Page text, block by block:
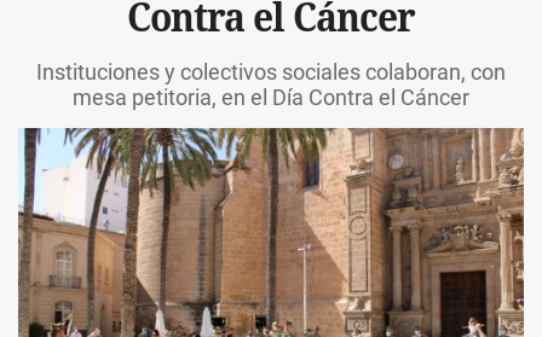
Contra el Cáncer
Instituciones y colectivos sociales colaboran, con
mesa petitoria, en el Día Contra el Cáncer